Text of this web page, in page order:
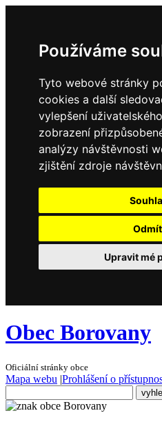
Používáme
Tyto webové stránky
cookies a další
vylepšení
zobrazení
analýzy návštěvnosti
zjištění zdroje
Upravit mé
Obec Borovany
Oficiální stránky obce
Mapa webu |Prohlášení o